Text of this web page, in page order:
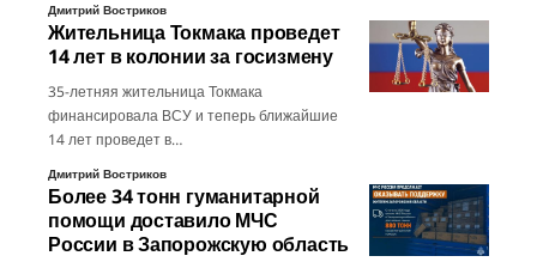
Дмитрий Востриков
Жительница Токмака проведет
14 лет в колонии за госизмену
35-летняя жительница Токмака
финансировала ВСУ и теперь ближайшие
14 лет проведет в…
Дмитрий Востриков
Более 34 тонн гуманитарной
помощи доставило МЧС
России в Запорожскую область